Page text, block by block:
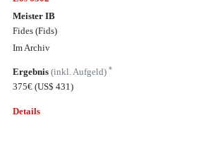
Meister IB
Fides (Fids)
Im Archiv
Ergebnis(inkl. Aufgeld)*
375€(US$ 431)
Details